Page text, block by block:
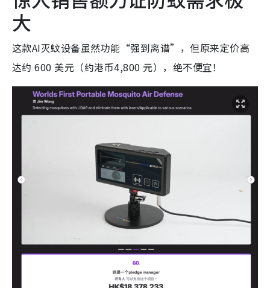
大
这款AI灭蚊设备虽然功能“强到离谱”，但原来定价高
达约 600 美元（约港币4,800 元），绝不便宜！